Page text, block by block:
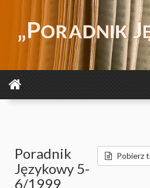
Pobierz
Poradnik
Językowy 5-
6/1999